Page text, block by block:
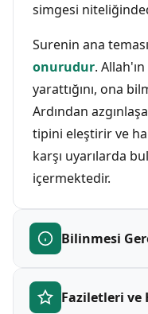
simgesi
Surenin ana teması
onurudur.
yarattığını, ona
Ardından
tipini eleştirir ve
karşı uyarılarda
içermektedir.
Bilinmesi
Alak Suresi
Faziletleri ve